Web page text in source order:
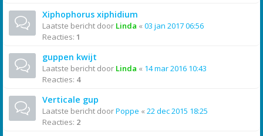
Xiphophorus xiphidium
Laatste bericht door Linda « 03 jan 2017 06:56
Reacties: 1
guppen kwijt
Laatste bericht door Linda « 14 mar 2016 10:43
Reacties: 4
Verticale gup
Laatste bericht doorPoppe « 22 dec 2015 18:25
Reacties: 2